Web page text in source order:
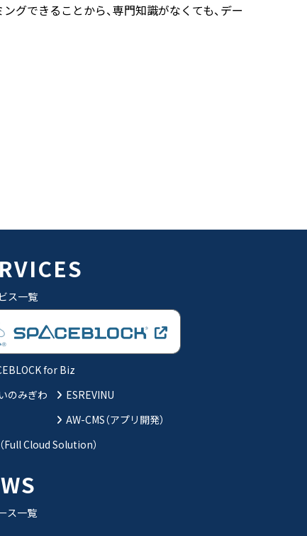
できることから、専門知識がなくても、デー
ス一覧
for Biz
のみぎわ
ESREVINU
AW-CMS（アプリ開発）
Full Cloud Solution）
ス一覧